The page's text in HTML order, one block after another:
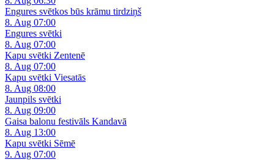
Engures svētkos būs krāmu tirdziņš
8. Aug 07:00
Engures svētki
8. Aug 07:00
Kapu svētki Zentenē
8. Aug 07:00
Kapu svētki Viesatās
8. Aug 08:00
Jaunpils svētki
8. Aug 09:00
Gaisa balonu festivāls Kandavā
8. Aug 13:00
Kapu svētki Sēmē
9. Aug 07:00